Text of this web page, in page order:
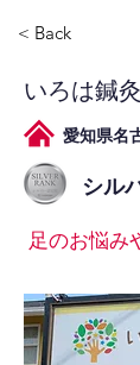
< Back
いろは鍼
愛知県名
シル
足のお悩み